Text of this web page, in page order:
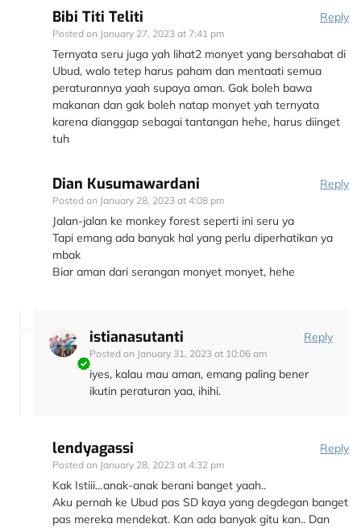
Bibi Titi Teliti
Posted on January 27, 2023 at 7:41 pm
Reply
Ternyata seru juga yah lihat2 monyet yang bersahabat di
Ubud, walo tetep harus paham dan mentaati semua
peraturannya yaah supaya aman. Gak boleh bawa
makanan dan gak boleh natap monyet yah ternyata
karena dianggap sebagai tantangan hehe, harus diinget
tuh
Dian Kusumawardani
Posted on January 28, 2023 at 4:08 pm
Reply
Jalan-jalan ke monkey forest seperti ini seru ya
Tapi emang ada banyak hal yang perlu diperhatikan ya
mbak
Biar aman dari serangan monyet monyet, hehe
istianasutanti
Posted on January 31, 2023 at 10:06 am
Reply
iyes, kalau mau aman, emang paling bener
ikutin peraturan yaa, ihihi.
lendyagassi
Posted on January 28, 2023 at 4:32 pm
Reply
Kak Istiii…anak-anak berani banget yaah..
Aku pernah ke Ubud pas SD kaya yang degdegan banget
pas mereka mendekat. Kan ada banyak gitu kan.. Dan